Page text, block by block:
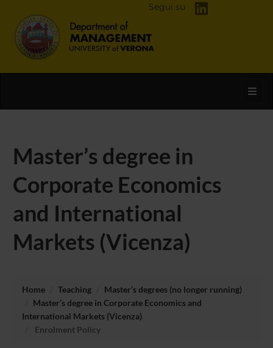
Segui su
Master’s degree in
Corporate Economics
and International
Markets (Vicenza)
Home Teaching
Master’s degrees (no longer running)
Master’s degree in Corporate Economics and
International Markets (Vicenza)
Enrolment Policy